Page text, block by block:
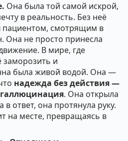
Она была той самой искрой,
в реальность. Без неё
пациентом, смотрящим в
Она не просто принесла
В мире, где
заморозить и
была живой водой. Она —
надежда без действия —
галлюцинация. Она открыла
ответ, она протянула руку.
на месте, превращаясь в